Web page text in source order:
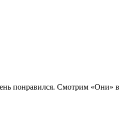
понравился. Смотрим «Они» в